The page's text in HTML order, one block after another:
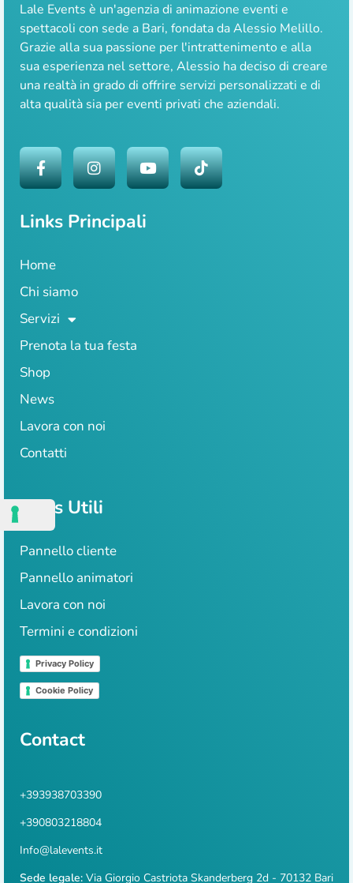
Lale Events è un'agenzia di animazione eventi e
spettacoli con sede a Bari, fondata da Alessio Melillo.
Grazie alla sua passione per l'intrattenimento e alla
sua esperienza nel settore, Alessio ha deciso di creare
una realtà in grado di offrire servizi personalizzati e di
alta qualità sia per eventi privati che aziendali.
Links Principali
Home
Chi siamo
Servizi
Prenota la tua festa
Shop
News
Lavora con noi
Contatti
Links Utili
Pannello cliente
Pannello animatori
Lavora con noi
Termini e condizioni
Privacy Policy
Cookie Policy
Contact
+393938703390
+390803218804
Info@lalevents.it
Sede legale: Via Giorgio Castriota Skanderberg 2d - 70132 Bari